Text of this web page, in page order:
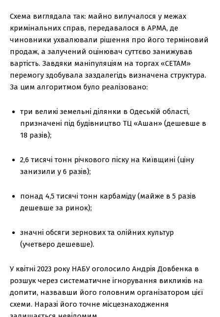
Схема виглядала так: майно вилучалося у межах
кримінальних справ, передавалося в АРМА, де
чиновники ухвалювали рішення про його терміновий
продаж, а залучений оцінювач суттєво занижував
вартість. Завдяки маніпуляціям на торгах «СЕТАМ»
перемогу здобувала заздалегідь визначена структура.
За цим алгоритмом було реалізовано:
три великі земельні ділянки в Одеській області,
призначені під будівництво ТЦ «Ашан» (дешевше в
18 разів);
2,6 тисячі тонн річкового піску на Київщині (ціну
занизили у 6 разів);
понад 4,5 тисячі тонн карбаміду (майже в 5 разів
дешевше за ринок);
значні обсяги зернових та олійних культур
(учетверо дешевше).
У квітні 2023 року НАБУ оголосило Андрія Довбенка в
розшук через систематичне ігнорування викликів на
допити, назвавши його головним організатором цієї
схеми. Наразі його точне місцезнаходження